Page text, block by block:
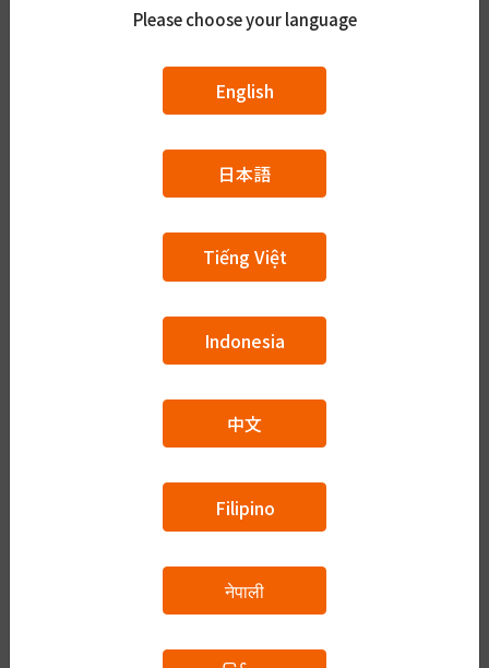
定められたカリキュラムで会話・単語・読解を
会話練習24文、単語10回、読解39文
（※1）JOTでB1を終了している、もしくは
JLPTでN3合格レベルの人が対象のコースです。
（※2）授業は第一回から順番に進みます。途中
で内容を変更することはできません。
次回の授業をしますので、宿題は授業までに必
カリキュラム
予約をする
Please choose your language
English
日本語
Tiếng Việt
Indonesia
中文
Filipino
नेपाली